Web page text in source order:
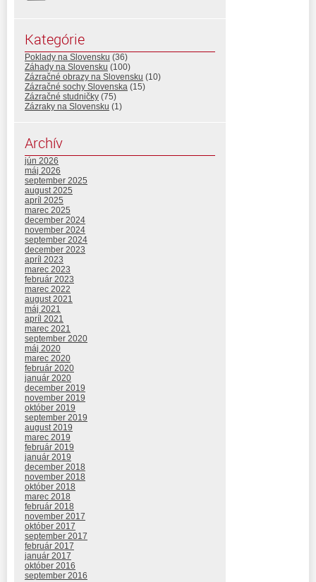
Kategórie
Poklady na Slovensku (36)
Záhady na Slovensku (100)
Zázračné obrazy na Slovensku (10)
Zázračné sochy Slovenska (15)
Zázračné studničky (75)
Zázraky na Slovensku (1)
Archív
jún 2026
máj 2026
september 2025
august 2025
apríl 2025
marec 2025
december 2024
november 2024
september 2024
december 2023
apríl 2023
marec 2023
február 2023
marec 2022
august 2021
máj 2021
apríl 2021
marec 2021
september 2020
máj 2020
marec 2020
február 2020
január 2020
december 2019
november 2019
október 2019
september 2019
august 2019
marec 2019
február 2019
január 2019
december 2018
november 2018
október 2018
marec 2018
február 2018
november 2017
október 2017
september 2017
február 2017
január 2017
október 2016
september 2016